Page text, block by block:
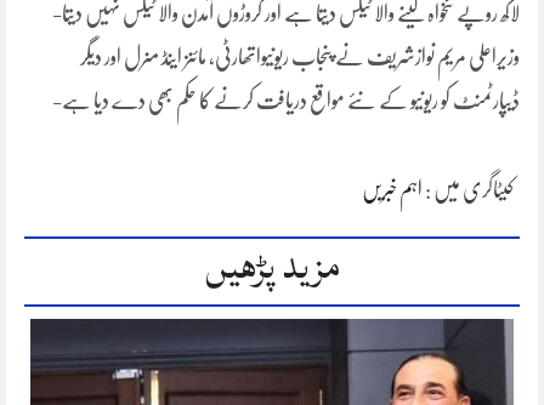
لاکھ روپے تنخواہ لینے والا ٹیکس دیتا ہے اور کروڑوں آمدن والا ٹیکس نہیں دیتا-
وزیراعلی مریم نوازشریف نے پنجاب ریونیواتھارٹی، مائنز اینڈ منرل اور دیگر
ڈیپارٹمنٹ کو ریونیو کے نئے مواقع دریافت کرنے کا حکم بھی دے دیا ہے-
کیٹاگری میں : اہم خبریں
مزید پڑھیں